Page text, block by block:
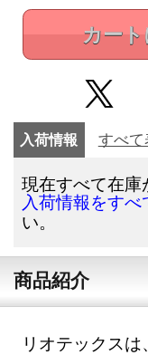
カー
入荷情報 すべて
現在すべて在庫
入荷情報をすべ
い。
商品紹介
リオテックス